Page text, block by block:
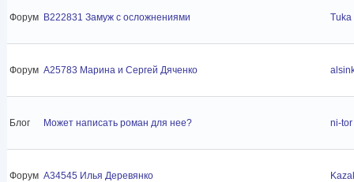
Форум B222831 Замуж с осложнениями Tuka
Форум A25783 Марина и Сергей Дяченко
Блог Может написать роман для нее? ni-tor
Форум A34545 Илья Деревянко